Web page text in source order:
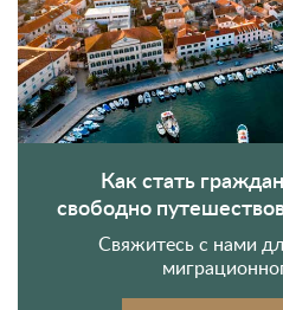
Как стать
свободно
Свяжитесь с нами